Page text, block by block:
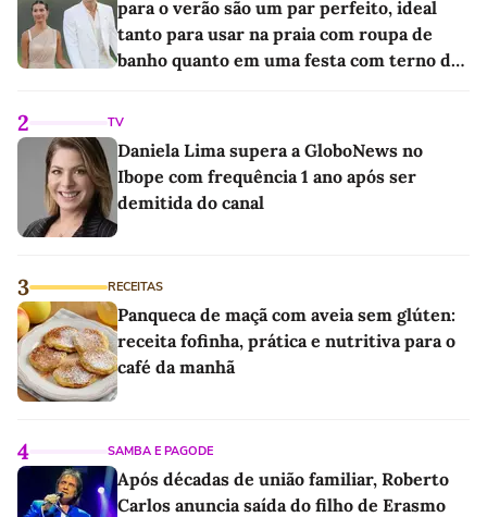
para o verão são um par perfeito, ideal
tanto para usar na praia com roupa de
banho quanto em uma festa com terno de
2 TV
Daniela Lima supera a GloboNews no
Ibope com frequência 1 ano após ser
demitida do canal
3 RECEITAS
Panqueca de maçã com aveia sem glúten:
receita fofinha, prática e nutritiva para o
café da manhã
4 SAMBA E PAGODE
Após décadas de união familiar, Roberto
Carlos anuncia saída do filho de Erasmo